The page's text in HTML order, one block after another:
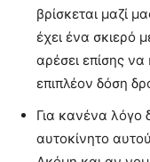
βρίσκεται μαζί
έχει ένα σκιερό
αρέσει επίσης να
επιπλέον δόση
Για κανένα λόγο
αυτοκίνητο